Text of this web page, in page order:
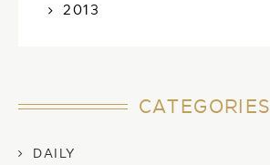
2013
CATEGORIES
DAILY